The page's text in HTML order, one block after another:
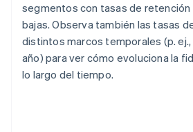
segmentos con tasas de retención
bajas. Observa también las tasas
distintos marcos temporales (p. ej.,
año) para ver cómo evoluciona la
lo largo del tiempo.